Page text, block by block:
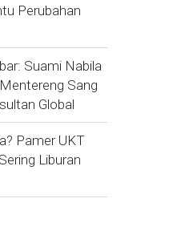
Perubahan
Suami Nabila
Sang
Global
Pamer UKT
Liburan